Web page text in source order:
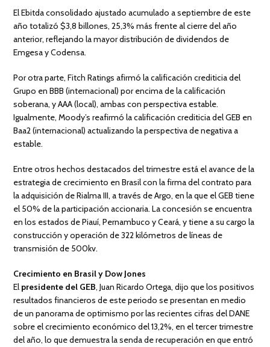
El Ebitda consolidado ajustado acumulado a septiembre de este
año totalizó $3,8 billones, 25,3% más frente al cierre del año
anterior, reflejando la mayor distribución de dividendos de
Emgesa y Codensa.
Por otra parte, Fitch Ratings afirmó la calificación crediticia del
Grupo en BBB (internacional) por encima de la calificación
soberana, y AAA (local), ambas con perspectiva estable.
Igualmente, Moody’s reafirmó la calificación crediticia del GEB en
Baa2 (internacional) actualizando la perspectiva de negativa a
estable.
Entre otros hechos destacados del trimestre está el avance de la
estrategia de crecimiento en Brasil con la firma del contrato para
la adquisición de Rialma III, a través de Argo, en la que el GEB tiene
el 50% de la participación accionaria. La concesión se encuentra
en los estados de Piauí, Pernambuco y Ceará, y tiene a su cargo la
construcción y operación de 322 kilómetros de líneas de
transmisión de 500kv.
Crecimiento en Brasil y Dow Jones
El presidente del GEB, Juan Ricardo Ortega, dijo que los positivos
resultados financieros de este periodo se presentan en medio
de un panorama de optimismo por las recientes cifras del DANE
sobre el crecimiento económico del 13,2%, en el tercer trimestre
del año, lo que demuestra la senda de recuperación en que entró